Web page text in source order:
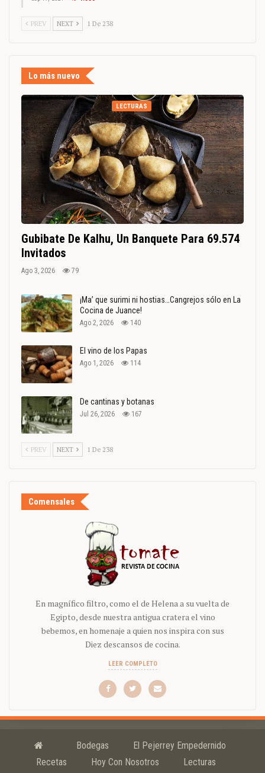
PREV NEXT 1 De 238
Lo más nuevo
LECTURAS
Gubibate De Kalhu, Un Banquete Para 69.574
Invitados
Ago 3, 2026 79
¡Ma’ que surimi ni hostias…Cangrejos sólo en La
Cocina de Juance!
Ago 2, 2026 140
El vino de los Papas
Ago 1, 2026 114
De cantinas y botanas
Jul 26, 2026 167
PREV NEXT 1 De 238
Comensales
En magnífico filtro, como el de Helena a su vuelta de
Egipto, desde nuestra antigua cratera el vino
bebemos, en homenaje a quien nos inspira con sus
Diez descansos de cocina.
LEER COMPLETO
Bodegas
El Pejerrey Empedernido
Recetas
Hoy Con Nosotros Lecturas